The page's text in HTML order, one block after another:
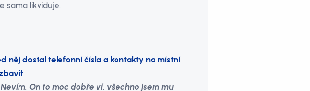
sama likviduje.
něj dostal telefonní čísla a kontakty na místní
On to moc dobře ví, všechno jsem mu